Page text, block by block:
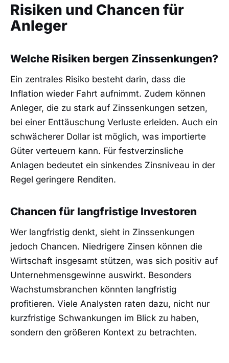
Risiken und Chancen für
Anleger
Welche Risiken bergen Zinssenkungen?
Ein zentrales Risiko besteht darin, dass die
Inflation wieder Fahrt aufnimmt. Zudem können
Anleger, die zu stark auf Zinssenkungen setzen,
bei einer Enttäuschung Verluste erleiden. Auch ein
schwächerer Dollar ist möglich, was importierte
Güter verteuern kann. Für festverzinsliche
Anlagen bedeutet ein sinkendes Zinsniveau in der
Regel geringere Renditen.
Chancen für langfristige Investoren
Wer langfristig denkt, sieht in Zinssenkungen
jedoch Chancen. Niedrigere Zinsen können die
Wirtschaft insgesamt stützen, was sich positiv auf
Unternehmensgewinne auswirkt. Besonders
Wachstumsbranchen könnten langfristig
profitieren. Viele Analysten raten dazu, nicht nur
kurzfristige Schwankungen im Blick zu haben,
sondern den größeren Kontext zu betrachten.